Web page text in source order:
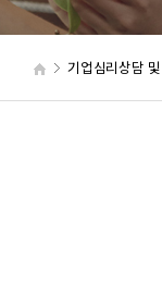
기업심리상담